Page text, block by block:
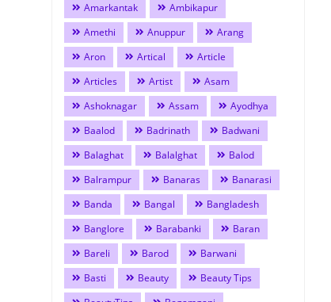
Amarkantak
Ambikapur
Amethi
Anuppur
Arang
Aron
Artical
Article
Articles
Artist
Asam
Ashoknagar
Assam
Ayodhya
Baalod
Badrinath
Badwani
Balaghat
Balalghat
Balod
Balrampur
Banaras
Banarasi
Banda
Bangal
Bangladesh
Banglore
Barabanki
Baran
Bareli
Barod
Barwani
Basti
Beauty
Beauty Tips